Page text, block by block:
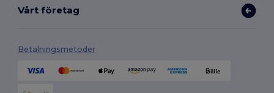
Vårt företag
Betalningsmetoder